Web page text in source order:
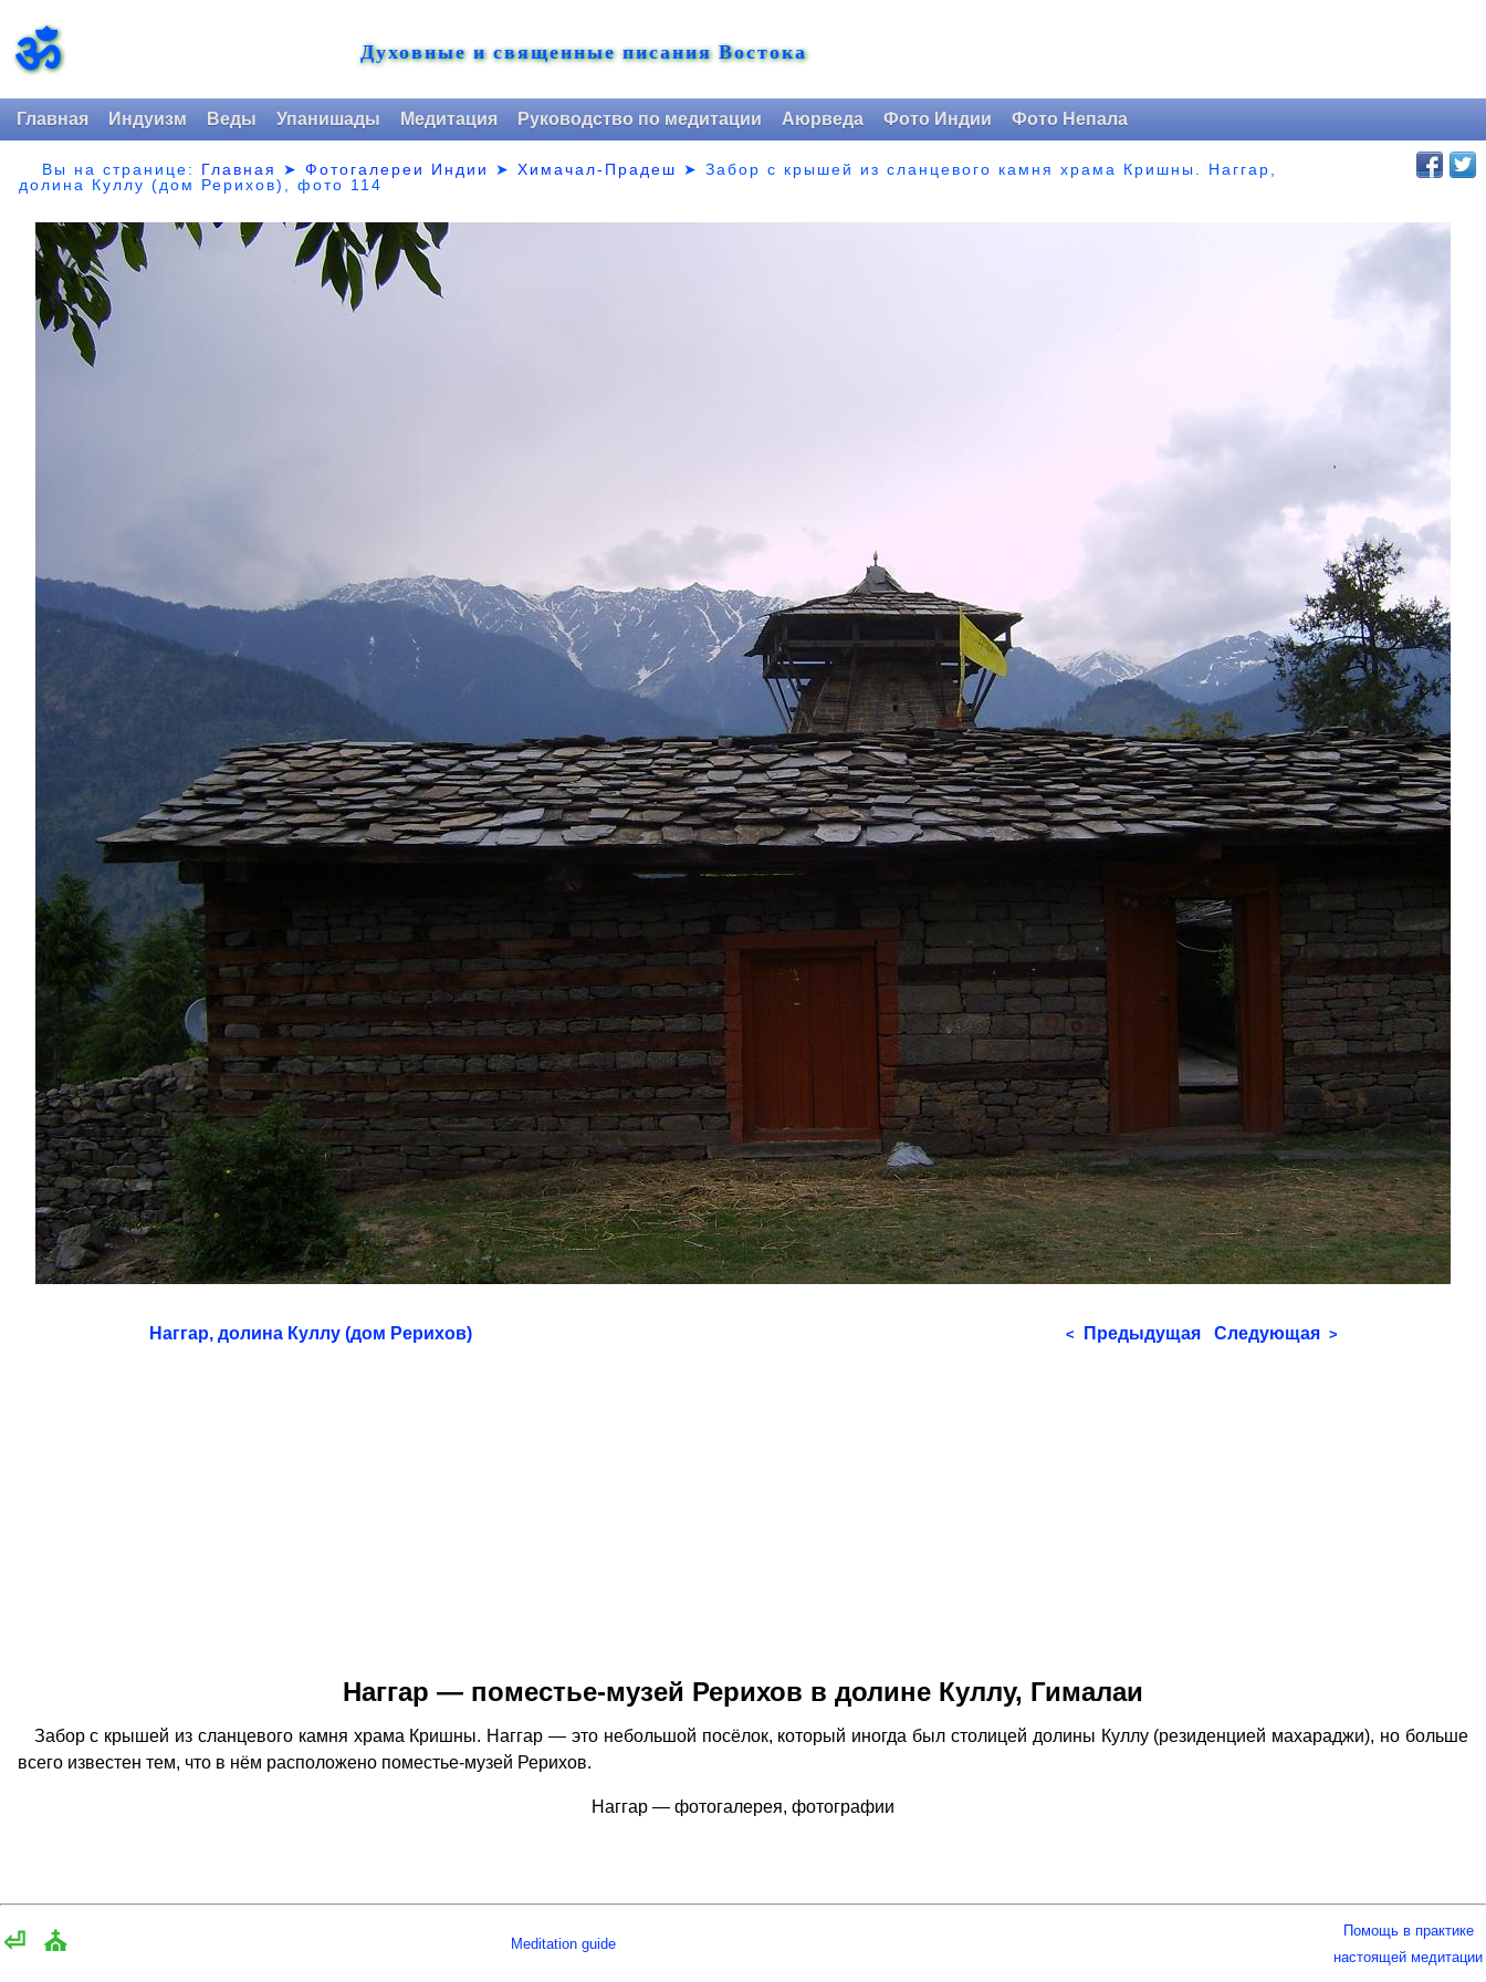
ॐ Духовные и священные писания Востока
Главная Индуизм Веды Упанишады Медитация Руководство по медитации Аюрведа Фото Индии Фото Непала
Вы на странице: Главная ➤Фотогалереи Индии ➤Химачал-Прадеш ➤Забор с крышей из сланцевого камня храма Кришны. Наггар,
долина Куллу (дом Рерихов), фото 114
Наггар, долина Куллу (дом Рерихов) < Предыдущая Следующая >
Наггар — поместье-музей Рерихов в долине Куллу, Гималаи
Забор с крышей из сланцевого камня храма Кришны. Наггар — это небольшой посёлок, который иногда был столицей долины Куллу (резиденцией махараджи), но больше
всего известен тем, что в нём расположено поместье-музей Рерихов.
Наггар — фотогалерея, фотографии
⏎ ⛪ Meditation guide
Помощь в практике
настоящей медитации